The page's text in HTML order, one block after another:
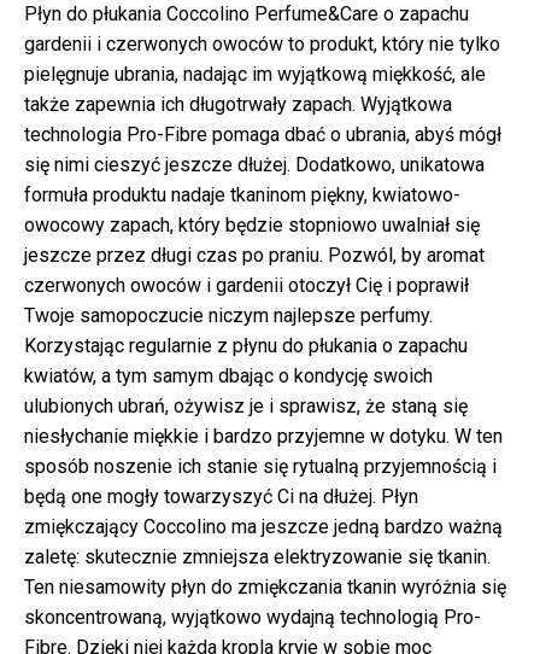
Płyn do płukania Coccolino Perfume&Care o zapachu
gardenii i czerwonych owoców to produkt, który nie tylko
pielęgnuje ubrania, nadając im wyjątkową miękkość, ale
także zapewnia ich długotrwały zapach. Wyjątkowa
technologia Pro-Fibre pomaga dbać o ubrania, abyś mógł
się nimi cieszyć jeszcze dłużej. Dodatkowo, unikatowa
formuła produktu nadaje tkaninom piękny, kwiatowo-
owocowy zapach, który będzie stopniowo uwalniał się
jeszcze przez długi czas po praniu. Pozwól, by aromat
czerwonych owoców i gardenii otoczył Cię i poprawił
Twoje samopoczucie niczym najlepsze perfumy.
Korzystając regularnie z płynu do płukania o zapachu
kwiatów, a tym samym dbając o kondycję swoich
ulubionych ubrań, ożywisz je i sprawisz, że staną się
niesłychanie miękkie i bardzo przyjemne w dotyku. W ten
sposób noszenie ich stanie się rytualną przyjemnością i
będą one mogły towarzyszyć Ci na dłużej. Płyn
zmiękczający Coccolino ma jeszcze jedną bardzo ważną
zaletę: skutecznie zmniejsza elektryzowanie się tkanin.
Ten niesamowity płyn do zmiękczania tkanin wyróżnia się
skoncentrowaną, wyjątkowo wydajną technologią Pro-
Fibre. Dzięki niej każda kropla kryje w sobie moc